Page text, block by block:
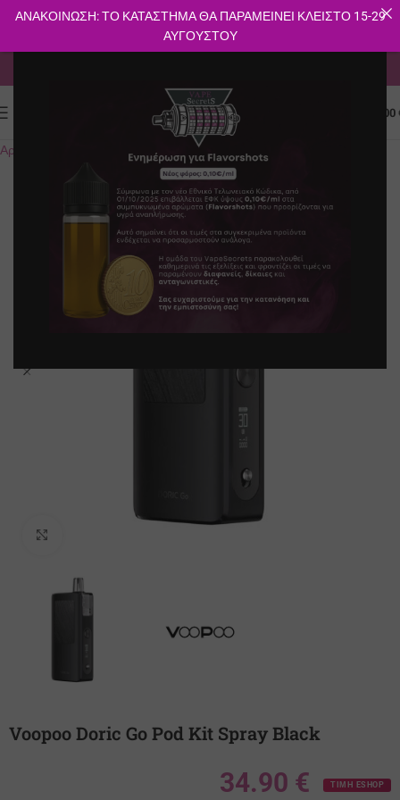
0.00
Αρχική σελίδα Συσκευές
Voopoo Doric Go Pod Kit Spray Black
34.90 € ΤΙΜΗ ESHOP
ΑΝΑΚΟΙΝΩΣΗ: ΤΟ ΚΑΤΑΣΤΗΜΑ ΘΑ ΠΑΡΑΜΕΙΝΕΙ ΚΛΕΙΣΤΟ 15-29
ΑΥΓΟΥΣΤΟΥ